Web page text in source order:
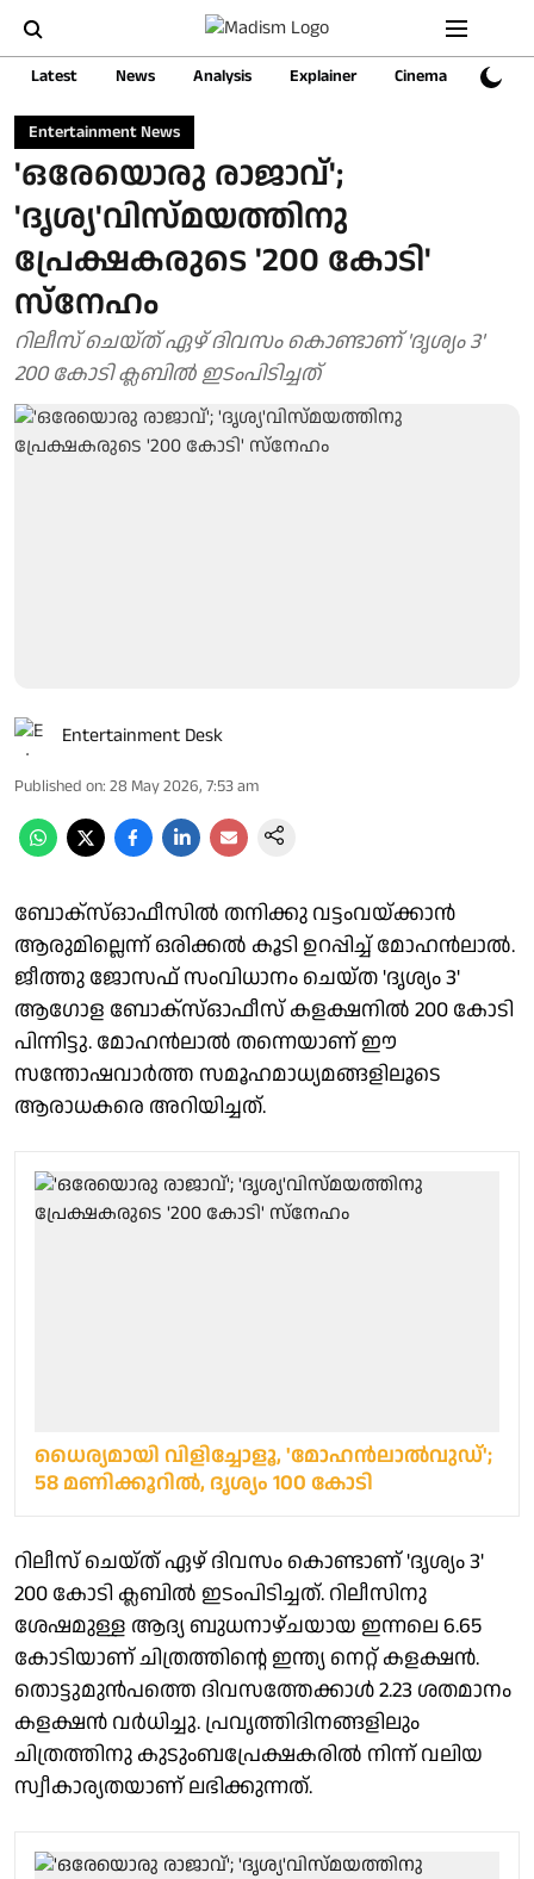
Latest News Analysis Explainer Cinema Sports
Entertainment News
'ഒരേയൊരു രാജാവ്';
'ദൃശ്യ'വിസ്മയത്തിനു
പ്രേക്ഷകരുടെ '200 കോടി'
സ്‌നേഹം
റിലീസ് ചെയ്ത് ഏഴ് ദിവസം കൊണ്ടാണ് 'ദൃശ്യം 3'
200 കോടി ക്ലബിൽ ഇടംപിടിച്ചത്
Entertainment Desk
Published on: 28 May 2026, 7:53 am
ബോക്‌സ്ഓഫീസിൽ തനിക്കു വട്ടംവയ്ക്കാൻ
ആരുമില്ലെന്ന് ഒരിക്കൽ കൂടി ഉറപ്പിച്ച് മോഹൻലാൽ.
ജീത്തു ജോസഫ് സംവിധാനം ചെയ്ത 'ദൃശ്യം 3'
ആഗോള ബോക്‌സ്ഓഫീസ് കളക്ഷനിൽ 200 കോടി
പിന്നിട്ടു. മോഹൻലാൽ തന്നെയാണ് ഈ
സന്തോഷവാർത്ത സമൂഹമാധ്യമങ്ങളിലൂടെ
ആരാധകരെ അറിയിച്ചത്.
ധൈര്യമായി വിളിച്ചോളൂ, 'മോഹന്‍ലാല്‍വുഡ്';
58 മണിക്കൂറില്‍, ദൃശ്യം 100 കോടി
റിലീസ് ചെയ്ത് ഏഴ് ദിവസം കൊണ്ടാണ് 'ദൃശ്യം 3'
200 കോടി ക്ലബിൽ ഇടംപിടിച്ചത്. റിലീസിനു
ശേഷമുള്ള ആദ്യ ബുധനാഴ്ചയായ ഇന്നലെ 6.65
കോടിയാണ് ചിത്രത്തിന്റെ ഇന്ത്യ നെറ്റ് കളക്ഷൻ.
തൊട്ടുമുൻപത്തെ ദിവസത്തേക്കാൾ 2.23 ശതമാനം
കളക്ഷൻ വർധിച്ചു. പ്രവൃത്തിദിനങ്ങളിലും
ചിത്രത്തിനു കുടുംബപ്രേക്ഷകരിൽ നിന്ന് വലിയ
സ്വീകാര്യതയാണ് ലഭിക്കുന്നത്.